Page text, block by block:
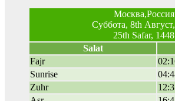
Москва,Россия
Суббота, 8th
25th Safar, 1448
Salat
Fajr
Sunrise
Zuhr